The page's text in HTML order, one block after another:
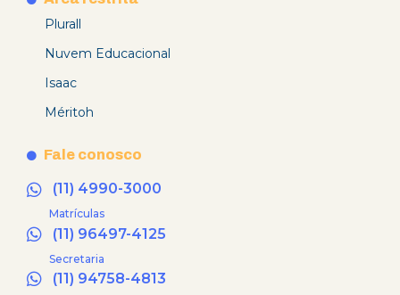
Plurall
Nuvem Educacional
Isaac
Méritoh
Fale conosco
(11) 4990-3000
Matrículas
(11) 96497-4125
Secretaria
(11) 94758-4813